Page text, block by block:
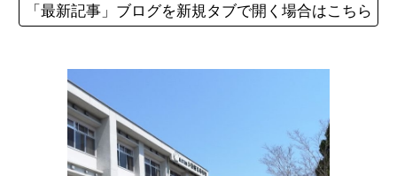
「最新記事」ブログを新規タブで開く場合はこちら